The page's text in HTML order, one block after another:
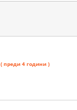
( преди 4 години )